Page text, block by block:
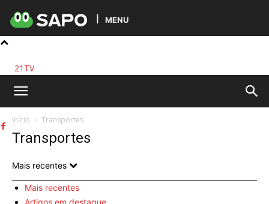
MENU
21TV
Início Transportes
Transportes
Mais recentes
Mais recentes
Artigos em destaque